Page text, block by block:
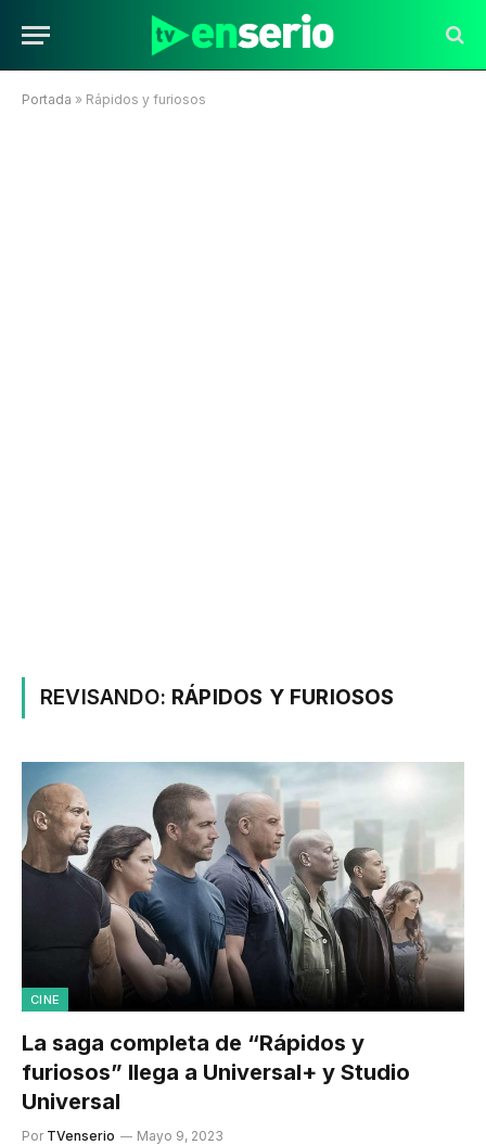
Portada » Rápidos y furiosos
REVISANDO: RÁPIDOS Y FURIOSOS
CINE
La saga completa de “Rápidos y
furiosos” llega a Universal+ y Studio
Universal
Por TVenserio Mayo 9, 2023